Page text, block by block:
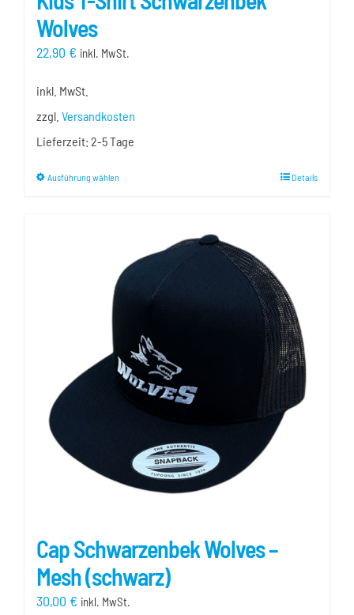
Wolves
22,90 € inkl. MwSt.
inkl. MwSt.
zzgl. Versandkosten
Lieferzeit: 2-5 Tage
Ausführung wählen
Varianten
auf.
können
auf
der
Produktseite
werden
Details
Cap Schwarzenbek Wolves –
Mesh (schwarz)
30,00 € inkl. MwSt.